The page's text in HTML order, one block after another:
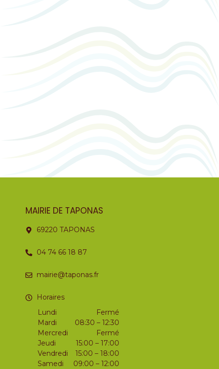
MAIRIE DE TAPONAS
69220 TAPONAS
04 74 66 18 87
mairie@taponas.fr
Horaires
Lundi
Mardi
Mercredi
Jeudi
Vendredi
Samedi
Fermé
08:30 – 12:30
Fermé
15:00 – 17:00
15:00 – 18:00
09:00 – 12:00